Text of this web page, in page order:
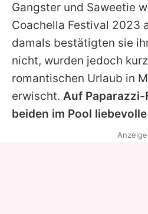
Gangster und Saweetie
Coachella Festival 2023
damals bestätigten sie
nicht, wurden jedoch
romantischen Urlaub in
erwischt. Auf
beiden im Pool
Anzeige